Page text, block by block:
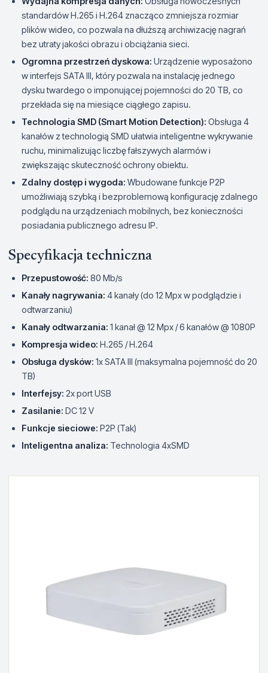
standardów H.265 i H.264 znacząco zmniejsza rozmiar
plików wideo, co pozwala na dłuższą archiwizację nagrań
bez utraty jakości obrazu i obciążania sieci.
Ogromna przestrzeń dyskowa: Urządzenie wyposażono
w interfejs SATA III, który pozwala na instalację jednego
dysku twardego o imponującej pojemności do 20 TB, co
przekłada się na miesiące ciągłego zapisu.
Technologia SMD (Smart Motion Detection): Obsługa 4
kanałów z technologią SMD ułatwia inteligentne wykrywanie
ruchu, minimalizując liczbę fałszywych alarmów i
zwiększając skuteczność ochrony obiektu.
Zdalny dostęp i wygoda: Wbudowane funkcje P2P
umożliwiają szybką i bezproblemową konfigurację zdalnego
podglądu na urządzeniach mobilnych, bez konieczności
posiadania publicznego adresu IP.
Specyfikacja techniczna
Przepustowość: 80 Mb/s
Kanały nagrywania: 4 kanały (do 12 Mpx w podglądzie i
odtwarzaniu)
Kanały odtwarzania: 1 kanał @ 12 Mpx / 6 kanałów @ 1080P
Kompresja wideo: H.265 / H.264
Obsługa dysków: 1x SATA III (maksymalna pojemność do 20
TB)
Interfejsy: 2x port USB
Zasilanie: DC 12 V
Funkcje sieciowe: P2P (Tak)
Inteligentna analiza: Technologia 4xSMD